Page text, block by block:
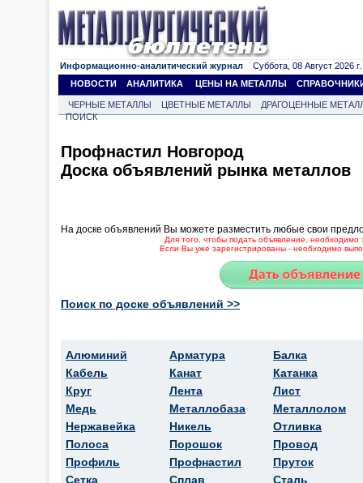
Информационно-аналитический журнал Суббота, 08 Август 2026 г.
НОВОСТИ
АНАЛИТИКА ЦЕНЫ НА МЕТАЛЛЫ
ЧЕРНЫЕ МЕТАЛЛЫ ЦВЕТНЫЕ МЕТАЛЛЫ
ДРАГОЦЕННЫЕ
ПОИСК
Профнастил Новгород
Доска объявлений рынка металлов
На доске объявлений Вы можете разместить любые свои
Для того, чтобы подать объявление, необходимо
Если Вы уже зарегистрированы - необходимо
Поиск по доске объявлений >>
Алюминий
Кабель
Круг
Медь
Нержавейка
Полоса
Профиль
Сетка
Арматура
Канат
Лента
Металлобаза
Никель
Порошок
Профнастил
Сплав
Балка
Катанка
Лист
Металлолом
Отливка
Провод
Пруток
Сталь